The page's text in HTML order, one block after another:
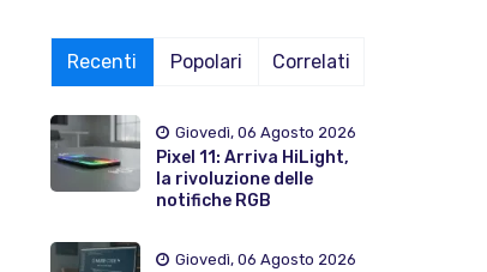
Recenti Popolari Correlati
Giovedì, 06 Agosto 2026
Pixel 11: Arriva HiLight,
la rivoluzione delle
notifiche RGB
Giovedì, 06 Agosto 2026